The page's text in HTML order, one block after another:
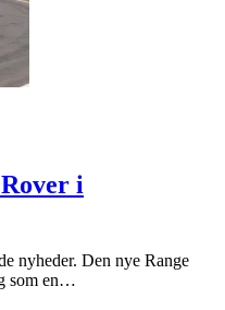
i
nyheder. Den nye Range
som en…